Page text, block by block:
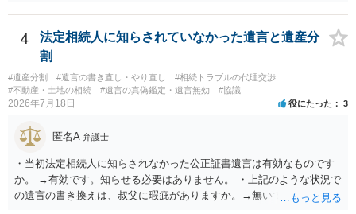
能と思われます。時間が思った以上にないので必要書類をてきぱきと
揃える必要があります。その点是非御注意ください。
4
法定相続人に知らされていなかった遺言と遺産分
割
#遺産分割 #遺言の書き直し・やり直し
#相続トラブルの代理交渉
#不動産・土地の相続
#遺言の真偽鑑定・遺言無効 #協議
2026年7月18日 役にたった 3
匿名A 弁護士
・当初法定相続人に知らされなかった公正証書遺言は有効なものです
か。 →有効です。知らせる必要はありません。 ・上記のような状況で
の遺言の書き換えは、叔父に瑕疵がありますか。→無いです。 ・分割